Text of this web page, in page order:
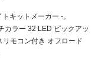
キットメーカー -。
カラー 32 LED ピックアッ
モコン付き オフロード